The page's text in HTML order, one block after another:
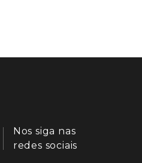
Nos siga nas
redes sociais